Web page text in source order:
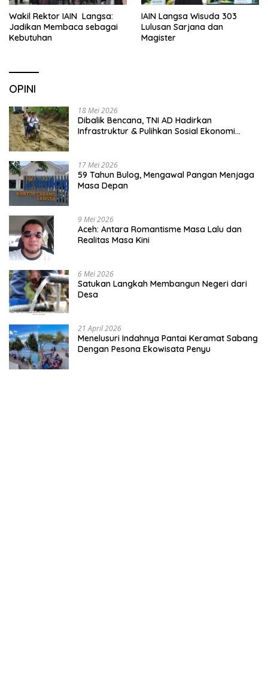
Wakil Rektor IAIN Langsa:
Jadikan Membaca sebagai
Kebutuhan
IAIN Langsa Wisuda 303
Lulusan Sarjana dan
Magister
OPINI
18 Mei 2026
Dibalik Bencana, TNI AD Hadirkan
Infrastruktur & Pulihkan Sosial Ekonomi
17 Mei 2026
59 Tahun Bulog, Mengawal Pangan Menjaga
Masa Depan
9 Mei 2026
Aceh: Antara Romantisme Masa Lalu dan
Realitas Masa Kini
6 Mei 2026
Satukan Langkah Membangun Negeri dari
Desa
21 April 2026
Menelusuri Indahnya Pantai Keramat Sabang
Dengan Pesona Ekowisata Penyu